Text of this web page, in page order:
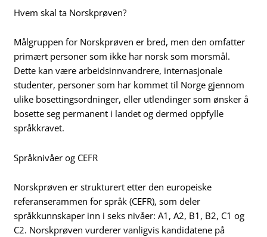
Hvem skal ta Norskprøven?
Målgruppen for Norskprøven er bred, men den omfatter
primært personer som ikke har norsk som morsmål.
Dette kan være arbeidsinnvandrere, internasjonale
studenter, personer som har kommet til Norge gjennom
ulike bosettingsordninger, eller utlendinger som ønsker å
bosette seg permanent i landet og dermed oppfylle
språkkravet.
Språknivåer og CEFR
Norskprøven er strukturert etter den europeiske
referanserammen for språk (CEFR), som deler
språkkunnskaper inn i seks nivåer: A1, A2, B1, B2, C1 og
C2. Norskprøven vurderer vanligvis kandidatene på